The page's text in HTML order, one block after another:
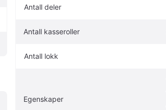
Antall deler
Antall kasseroller
Antall lokk
Egenskaper